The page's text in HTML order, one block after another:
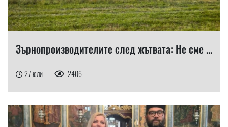
Зърнопроизводителите след жътвата: Не сме ...
27 юли 2406